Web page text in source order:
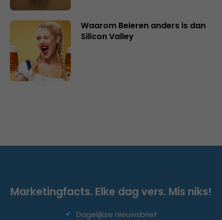
Waarom Beieren anders is dan
Silicon Valley
Marketingfacts. Elke dag vers. Mis niks!
Dagelijkse nieuwsbrief